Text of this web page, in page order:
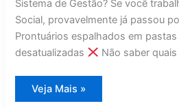
Sistema de Gestão? Se você
Social, provavelmente já passou
Prontuários espalhados em
desatualizadas
Não saber
Sistema
de
Veja Mais »